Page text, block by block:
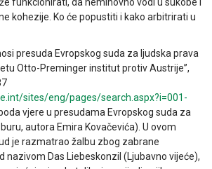
kohezije. Ko će popustiti i kako arbitrirati u
presuda Evropskog suda za ljudska prava
Otto-Preminger institut protiv Austrije”,
sites/eng/pages/search.aspx?i=001-
vjere u presudama Evropskog suda za
autora Emira Kovačevića). U ovom
je razmatrao žalbu zbog zabrane
nazivom Das Liebeskonzil (Ljubavno vijeće),